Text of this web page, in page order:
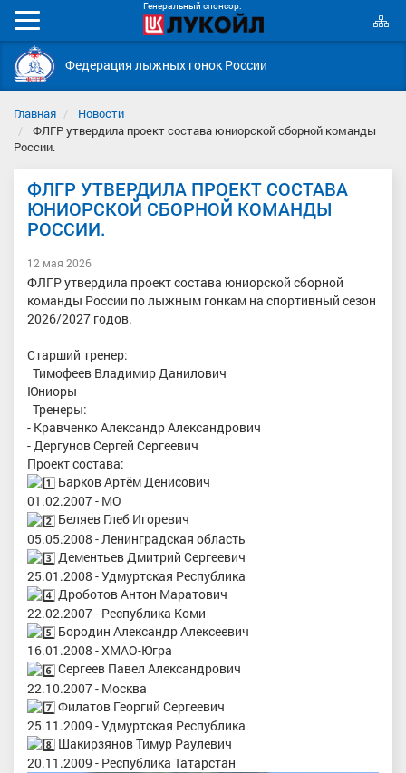
Генеральный спонсор:
Мобильное
меню
Федерация лыжных гонок России
Главная
Новости
ФЛГР утвердила проект состава юниорской сборной команды
России.
ФЛГР УТВЕРДИЛА ПРОЕКТ СОСТАВА
ЮНИОРСКОЙ СБОРНОЙ КОМАНДЫ
РОССИИ.
12 мая 2026
ФЛГР утвердила проект состава юниорской сборной
команды России по лыжным гонкам на спортивный сезон
2026/2027 годов.
Старший тренер:
Тимофеев Владимир Данилович
Юниоры
Тренеры:
- Кравченко Александр Александрович
- Дергунов Сергей Сергеевич
Проект состава:
Барков Артём Денисович
01.02.2007 - МО
Беляев Глеб Игоревич
05.05.2008 - Ленинградская область
Дементьев Дмитрий Сергеевич
25.01.2008 - Удмуртская Республика
Дроботов Антон Маратович
22.02.2007 - Республика Коми
Бородин Александр Алексеевич
16.01.2008 - ХМАО-Югра
Сергеев Павел Александрович
22.10.2007 - Москва
Филатов Георгий Сергеевич
25.11.2009 - Удмуртская Республика
Шакирзянов Тимур Раулевич
20.11.2009 - Республика Татарстан